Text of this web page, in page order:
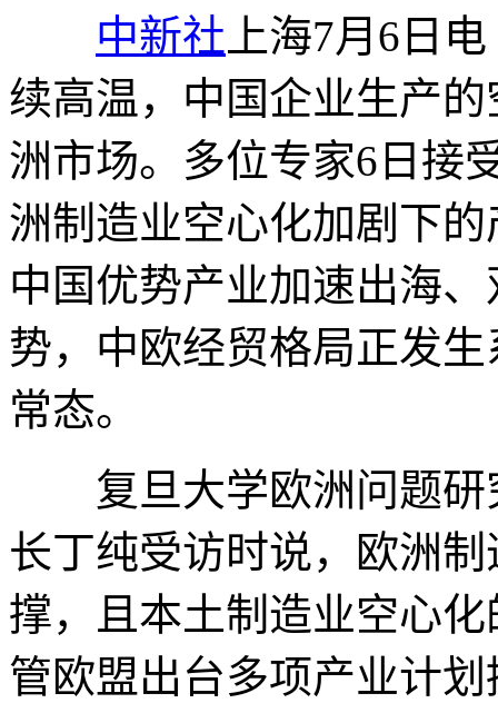
中新社 上海7月6日
续高温，中国企业生产
洲市场。多位专家6日接
洲制造业空心化加剧下
中国优势产业加速出海
势，中欧经贸格局正发
常态。
复旦大学欧洲问题研
长丁纯受访时说，欧洲
撑，且本土制造业空心
管欧盟出台多项产业计